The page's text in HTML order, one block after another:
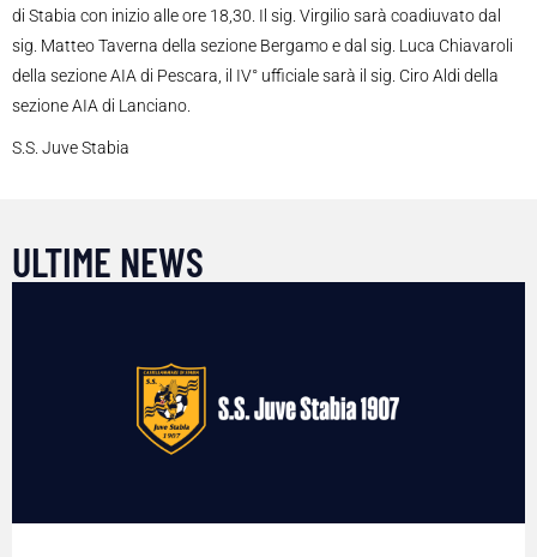
di Stabia con inizio alle ore 18,30. Il sig. Virgilio sarà coadiuvato dal
sig. Matteo Taverna della sezione Bergamo e dal sig. Luca Chiavaroli
della sezione AIA di Pescara, il IV° ufficiale sarà il sig. Ciro Aldi della
sezione AIA di Lanciano.
S.S. Juve Stabia
ULTIME NEWS